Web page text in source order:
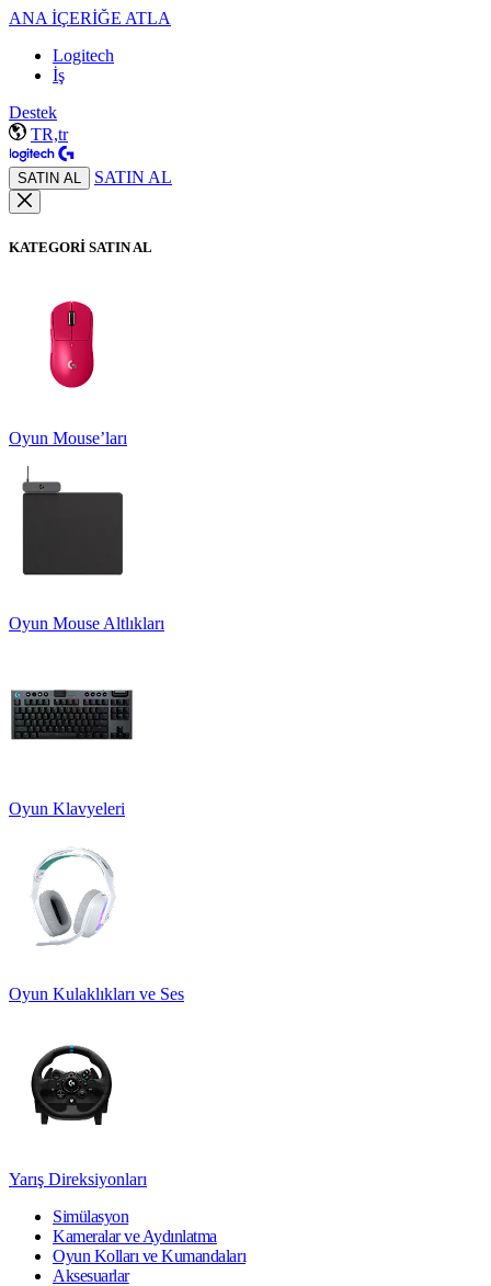
ANA İÇERİĞE ATLA
Logitech
İş
Destek
TR,tr
SATIN AL SATIN AL
KATEGORİ SATIN AL
Oyun Mouse’ları
Oyun Mouse Altlıkları
Oyun Klavyeleri
Oyun Kulaklıkları ve Ses
Yarış Direksiyonları
Simülasyon
Kameralar ve Aydınlatma
Oyun Kolları ve Kumandaları
Aksesuarlar